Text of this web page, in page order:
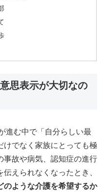
思表示が大切なの
進む中で「自分らしい最
けでなく家族にとっても極
事故や病気、認知症の進行
えられなくなったとき、
のような介護を希望するか